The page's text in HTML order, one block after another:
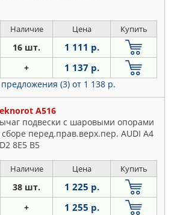
Наличие Цена Купить
16 шт. 1 111 р.
+ 1 137 р.
(3) от 1 138 р.
A516
подвески с шаровыми опорами
сборе перед.прав.верх.пер. AUDI A4
8E5 B5
Наличие Цена Купить
38 шт. 1 225 р.
+ 1 255 р.